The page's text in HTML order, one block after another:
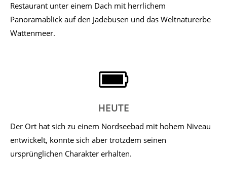
Restaurant unter einem Dach mit herrlichem
Panoramablick auf den Jadebusen und das Weltnaturerbe
Wattenmeer.
HEUTE
Der Ort hat sich zu einem Nordseebad mit hohem Niveau
entwickelt, konnte sich aber trotzdem seinen
ursprünglichen Charakter erhalten.